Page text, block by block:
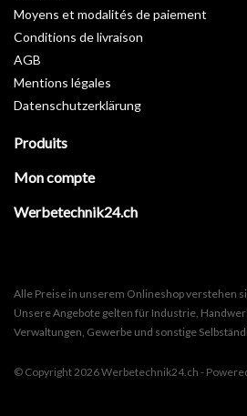
Fiche technique > Téléchargement
Moyens et modalités de paiement
Conditions de livraison
AGB
Mentions légales
Datenschutzerklärung
Produits
Mon compte
Werbetechnik24.ch
Alle Preise in unserem Onlineshop verstehen
Unsere Angebote gelten für Industrie,
Verwaltungen, Gewerbe und sonstige
© Copyright 2026 Werbetechnik24.ch -